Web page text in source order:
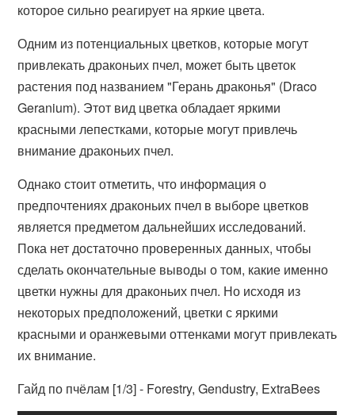
которое сильно реагирует на яркие цвета.
Одним из потенциальных цветков, которые могут
привлекать драконьих пчел, может быть цветок
растения под названием "Герань драконья" (Draco
Geranium). Этот вид цветка обладает яркими
красными лепестками, которые могут привлечь
внимание драконьих пчел.
Однако стоит отметить, что информация о
предпочтениях драконьих пчел в выборе цветков
является предметом дальнейших исследований.
Пока нет достаточно проверенных данных, чтобы
сделать окончательные выводы о том, какие именно
цветки нужны для драконьих пчел. Но исходя из
некоторых предположений, цветки с яркими
красными и оранжевыми оттенками могут привлекать
их внимание.
Гайд по пчёлам [1/3] - Forestry, Gendustry, ExtraBees